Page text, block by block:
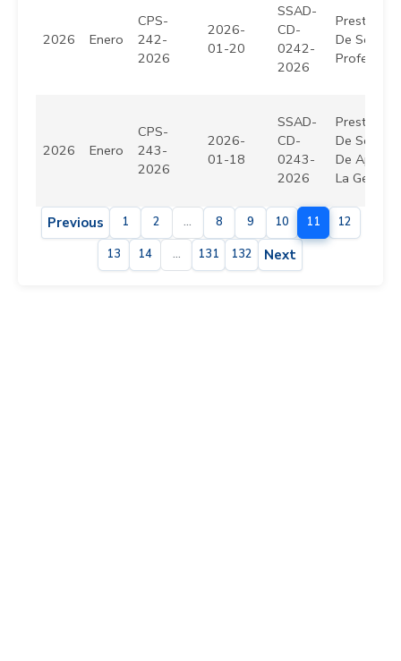
2026 Enero
CPS-
242-
2026
2026-
01-20
SSAD-
CD-
0242-
2026
Prestación
De
2026 Enero
CPS-
243-
2026
2026-
01-18
SSAD-
CD-
0243-
2026
Prestación
De
De Apoyo
La Gestión
Previous 1 2 ... 8 9 10 11
12
13
14 ... 131 132 Next